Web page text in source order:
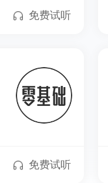
免费试听
免费试听